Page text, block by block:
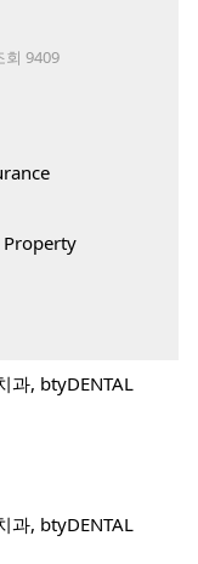
회 9409
Property
과, btyDENTAL
과, btyDENTAL